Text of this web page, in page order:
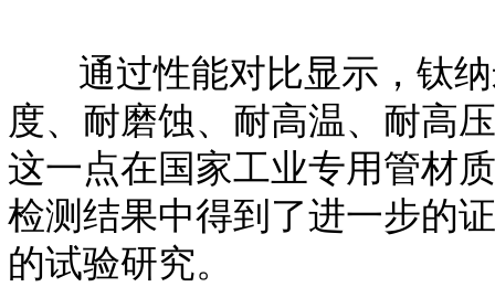
通过性能对比显示，钛
度、耐磨蚀、耐高温、耐高
这一点在国家工业专用管材
检测结果中得到了进一步的
的试验研究。